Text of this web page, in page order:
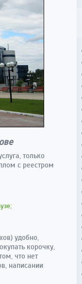
только
с реестром
удобно,
корочку,
что нет
написании